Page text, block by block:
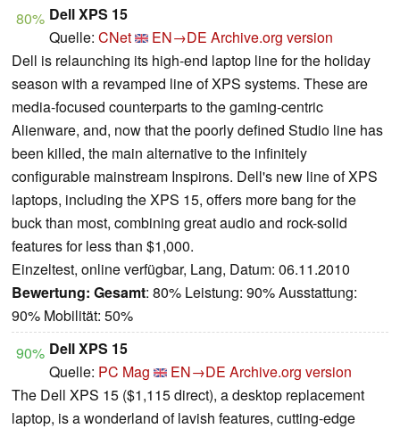
80% Dell XPS 15
Quelle: CNet EN→DE Archive.org version
Dell is relaunching its high-end laptop line for the holiday
season with a revamped line of XPS systems. These are
media-focused counterparts to the gaming-centric
Alienware, and, now that the poorly defined Studio line has
been killed, the main alternative to the infinitely
configurable mainstream Inspirons. Dell's new line of XPS
laptops, including the XPS 15, offers more bang for the
buck than most, combining great audio and rock-solid
features for less than $1,000.
Einzeltest, online verfügbar, Lang, Datum: 06.11.2010
Bewertung: Gesamt: 80% Leistung: 90% Ausstattung:
90% Mobilität: 50%
90% Dell XPS 15
Quelle: PC Mag EN→DE Archive.org version
The Dell XPS 15 ($1,115 direct), a desktop replacement
laptop, is a wonderland of lavish features, cutting-edge